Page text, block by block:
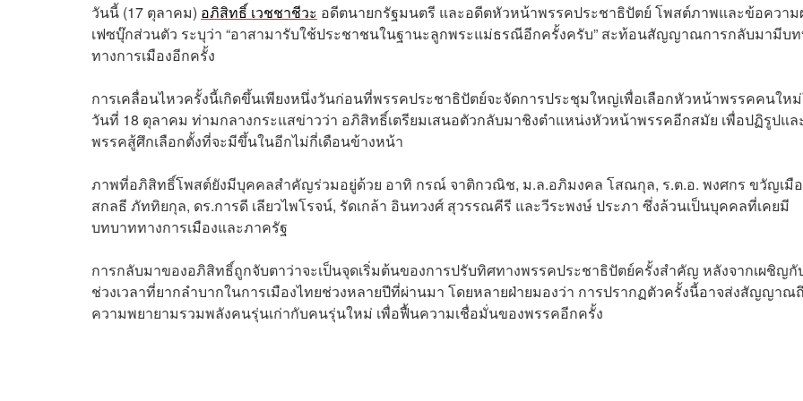
วันนี้ (17 ตุลาคม) อภิสิทธิ์ เวชชาชีวะ อดีตนายกรัฐมนตรี และอดีตหัวหน้าพรรคประชาธิปัตย์ โพสต์ภาพและข้อความ
เฟซบุ๊กส่วนตัว ระบุว่า “อาสามารับใช้ประชาชนในฐานะลูกพระแม่ธรณีอีกครั้งครับ” สะท้อนสัญญาณการกลับมามีบ
ทางการเมืองอีกครั้ง
การเคลื่อนไหวครั้งนี้เกิดขึ้นเพียงหนึ่งวันก่อนที่พรรคประชาธิปัตย์จะจัดการประชุมใหญ่เพื่อเลือกหัวหน้าพรรคคนให
วันที่ 18 ตุลาคม ท่ามกลางกระแสข่าวว่า อภิสิทธิ์เตรียมเสนอตัวกลับมาชิงตำแหน่งหัวหน้าพรรคอีกสมัย เพื่อปฏิรูปแ
พรรคสู้ศึกเลือกตั้งที่จะมีขึ้นในอีกไม่กี่เดือนข้างหน้า
ภาพที่อภิสิทธิ์โพสต์ยังมีบุคคลสำคัญร่วมอยู่ด้วย อาทิ กรณ์ จาติกวณิช, ม.ล.อภิมงคล โสณกุล, ร.ต.อ. พงศกร ขวัญเมื
สกลธี ภัททิยกุล, ดร.การดี เลียวไพโรจน์, รัดเกล้า อินทวงศ์ สุวรรณคีรี และวีระพงษ์ ประภา ซึ่งล้วนเป็นบุคคลที่เคยมี
บทบาททางการเมืองและภาครัฐ
การกลับมาของอภิสิทธิ์ถูกจับตาว่าจะเป็นจุดเริ่มต้นของการปรับทิศทางพรรคประชาธิปัตย์ครั้งสำคัญ หลังจากเผชิญกั
ช่วงเวลาที่ยากลำบากในการเมืองไทยช่วงหลายปีที่ผ่านมา โดยหลายฝ่ายมองว่า การปรากฏตัวครั้งนี้อาจส่งสัญญาณ
ความพยายามรวมพลังคนรุ่นเก่ากับคนรุ่นใหม่ เพื่อฟื้นความเชื่อมั่นของพรรคอีกครั้ง